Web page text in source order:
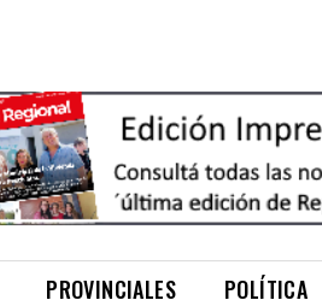
PROVINCIALES POLÍTICA